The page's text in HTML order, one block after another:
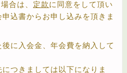
合は、 定款に同意をして頂い
込書からお申し込みを頂きま
に入会金、年会費を納入して
つきましては以下になりま